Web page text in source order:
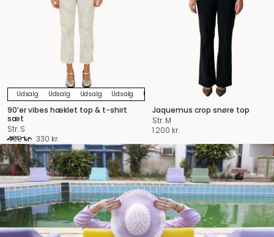
Udsalg Udsalg Udsalg Udsalg Udsalg Udsalg
90’er vibes hæklet top & t-shirt
sæt
Str. S
490kr. Den
oprindelige
pris
var:
490 kr..
330 kr.
aktuelle
pris
er:
330 kr..
Jaquemus crop snøre top
Str. M
1.200 kr.